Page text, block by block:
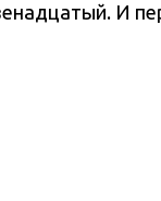
И